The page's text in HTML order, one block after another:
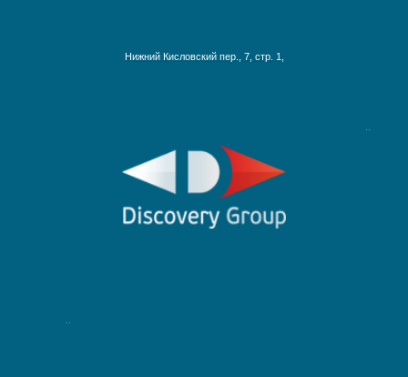
Нижний Кисловский пер., 7, стр. 1,